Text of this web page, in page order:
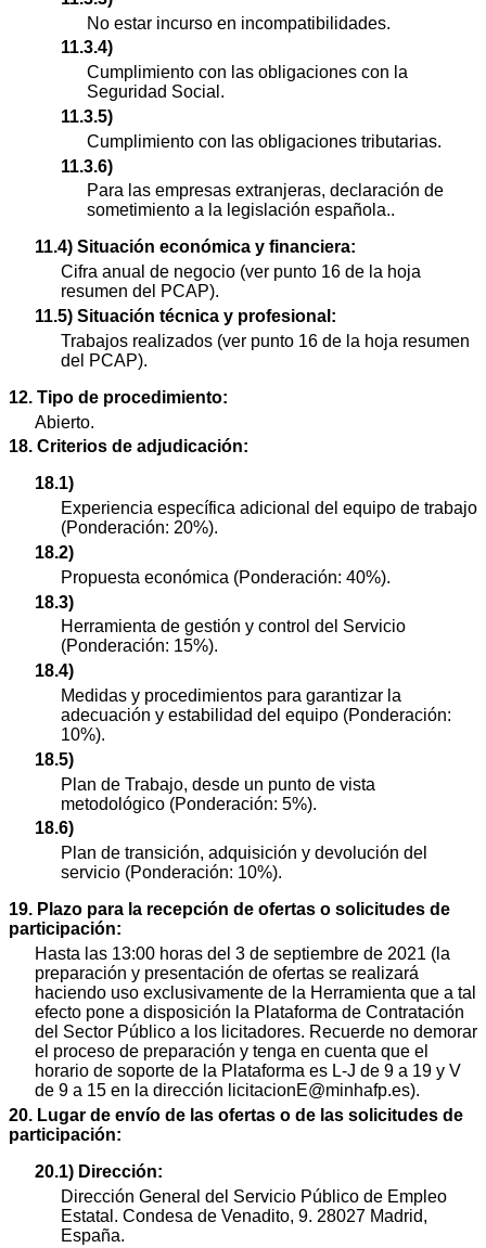
No estar incurso en incompatibilidades.
11.3.4)
Cumplimiento con las obligaciones con la
Seguridad Social.
11.3.5)
Cumplimiento con las obligaciones tributarias.
11.3.6)
Para las empresas extranjeras, declaración de
sometimiento a la legislación española..
11.4) Situación económica y financiera:
Cifra anual de negocio (ver punto 16 de la hoja
resumen del PCAP).
11.5) Situación técnica y profesional:
Trabajos realizados (ver punto 16 de la hoja resumen
del PCAP).
12. Tipo de procedimiento:
Abierto.
18. Criterios de adjudicación:
18.1)
Experiencia específica adicional del equipo de trabajo
(Ponderación: 20%).
18.2)
Propuesta económica (Ponderación: 40%).
18.3)
Herramienta de gestión y control del Servicio
(Ponderación: 15%).
18.4)
Medidas y procedimientos para garantizar la
adecuación y estabilidad del equipo (Ponderación:
10%).
18.5)
Plan de Trabajo, desde un punto de vista
metodológico (Ponderación: 5%).
18.6)
Plan de transición, adquisición y devolución del
servicio (Ponderación: 10%).
19. Plazo para la recepción de ofertas o solicitudes de
participación:
Hasta las 13:00 horas del 3 de septiembre de 2021 (la
preparación y presentación de ofertas se realizará
haciendo uso exclusivamente de la Herramienta que a tal
efecto pone a disposición la Plataforma de Contratación
del Sector Público a los licitadores. Recuerde no demorar
el proceso de preparación y tenga en cuenta que el
horario de soporte de la Plataforma es L-J de 9 a 19 y V
de 9 a 15 en la dirección licitacionE@minhafp.es).
20. Lugar de envío de las ofertas o de las solicitudes de
participación:
20.1) Dirección:
Dirección General del Servicio Público de Empleo
Estatal. Condesa de Venadito, 9. 28027 Madrid,
España.